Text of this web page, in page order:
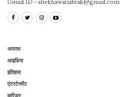
Gmail ID - shekhawatiabtak@gmail.com
अपराध
आइडिया
इतिहास
एंटरटेनमेंट